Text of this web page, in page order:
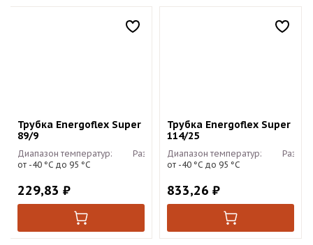
Трубка Energoflex Super
89/9
Диапазон температур:
от -40 °С до 95 °С
Размер:2м
229,83 ₽
Трубка Energoflex Super
114/25
Диапазон температур:
от -40 °С до 95 °С
833,26 ₽